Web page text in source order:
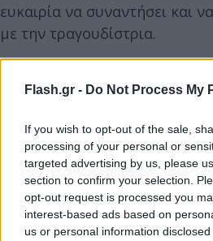
Flash.gr - Do Not Process My
If you wish to opt-out of the sale,
processing of your personal or
targeted advertising by us, please
section to confirm your selection.
opt-out request is processed you
interest-based ads based on
us or personal information
ευκαιρία να συναντήσει και
με την τραγουδίστρια.